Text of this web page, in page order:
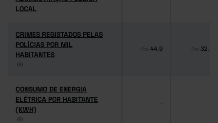
LOCAL
LOCAL
CRIMES REGISTADOS PELAS
POLÍCIAS POR MIL
HABITANTES
(6)
CRIMES REGISTADOS PELAS
POLÍCIAS POR MIL
HABITANTES
(6)
Pro 44,9 Pro 32,1
CONSUMO DE ENERGIA
ELÉTRICA POR HABITANTE
(KWH)
(6)
CONSUMO DE ENERGIA
ELÉTRICA POR HABITANTE
(KWH)
(6)
-